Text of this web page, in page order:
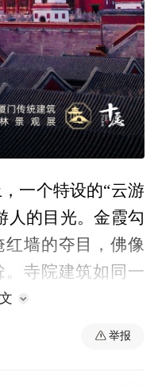
一个特设的“云游
人的目光。金霞勾
墙的夺目，佛像
寺院建筑如同一
佛教千载流光。
再次开启，5月10
举报